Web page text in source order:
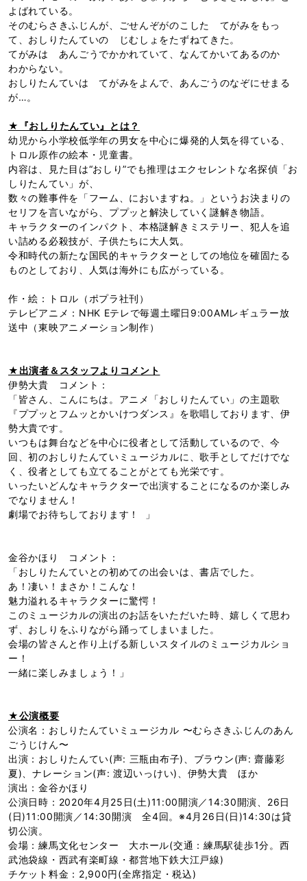
よばれている。
そのむらさきふじんが、ごせんぞがのこした てがみをもっ
て、おしりたんていの じむしょをたずねてきた。
てがみは あんごうでかかれていて、なんてかいてあるのか
わからない。
おしりたんていは てがみをよんで、あんごうのなぞにせまる
が…。
★『おしりたんてい』とは？
幼児から小学校低学年の男女を中心に爆発的人気を得ている、
トロル原作の絵本・児童書。
内容は、見た目は“おしり”でも推理はエクセレントな名探偵「お
しりたんてい」が、
数々の難事件を「フーム、においますね。」というお決まりの
セリフを言いながら、ププッと解決していく謎解き物語。
キャラクターのインパクト、本格謎解きミステリー、犯人を追
い詰める必殺技が、子供たちに大人気。
令和時代の新たな国民的キャラクターとしての地位を確固たる
ものとしており、人気は海外にも広がっている。
作・絵：トロル（ポプラ社刊）
テレビアニメ：NHK Eテレで毎週土曜日9:00AMレギュラー放
送中（東映アニメーション制作）
★出演者＆スタッフよりコメント
伊勢大貴 コメント：
「皆さん、こんにちは。アニメ「おしりたんてい」の主題歌
『ププッとフムッとかいけつダンス』を歌唱しております、伊
勢大貴です。
いつもは舞台などを中心に役者として活動しているので、今
回、初のおしりたんていミュージカルに、歌手としてだけでな
く、役者としても立てることがとても光栄です。
いったいどんなキャラクターで出演することになるのか楽しみ
でなりません！
劇場でお待ちしております！ 」
金谷かほり コメント：
「おしりたんていとの初めての出会いは、書店でした。
あ！凄い！まさか！こんな！
魅力溢れるキャラクターに驚愕！
このミュージカルの演出のお話をいただいた時、嬉しくて思わ
ず、おしりをふりながら踊ってしまいました。
会場の皆さんと作り上げる新しいスタイルのミュージカルショ
ー！
一緒に楽しみましょう！」
★公演概要
公演名：おしりたんていミュージカル 〜むらさきふじんのあん
ごうじけん〜
出演：おしりたんてい(声: 三瓶由布子)、ブラウン(声: 齋藤彩
夏)、ナレーション(声: 渡辺いっけい)、伊勢大貴 ほか
演出：金谷かほり
公演日時：2020年4月25日(土)11:00開演／14:30開演、26日
(日)11:00開演／14:30開演 全4回。※4月26日(日)14:30は貸
切公演。
会場：練馬文化センター 大ホール(交通：練馬駅徒歩1分。西
武池袋線・西武有楽町線・都営地下鉄大江戸線)
チケット料金：2,900円(全席指定・税込)